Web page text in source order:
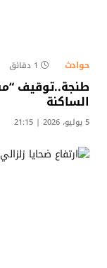
حوادث 1 دقائق
طنجة..توقيف
الساكنة​
5 يوليو، 2026 | 21:15